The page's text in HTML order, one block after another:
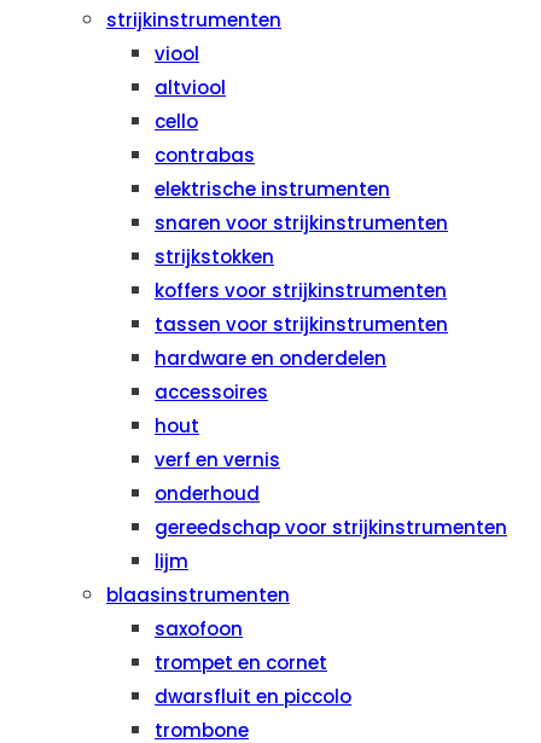
strijkinstrumenten
viool
altviool
cello
contrabas
elektrische instrumenten
snaren voor strijkinstrumenten
strijkstokken
koffers voor strijkinstrumenten
tassen voor strijkinstrumenten
hardware en onderdelen
accessoires
hout
verf en vernis
onderhoud
gereedschap voor strijkinstrumenten
lijm
blaasinstrumenten
saxofoon
trompet en cornet
dwarsfluit en piccolo
trombone